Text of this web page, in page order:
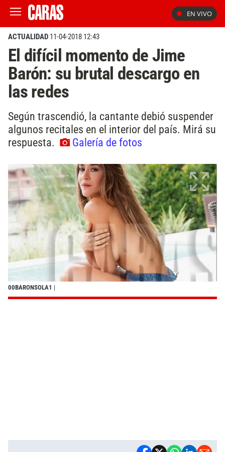
EN VIVO
ACTUALIDAD 11-04-2018 12:43
El difícil momento de Jime
Barón: su brutal descargo en
las redes
Según trascendió, la cantante debió suspender
algunos recitales en el interior del país. Mirá su
respuesta.
Galería de fotos
00BARONSOLA1 |